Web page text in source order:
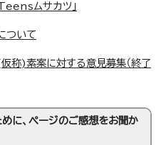
ムサカツ」
ついて
称)素案に対する意見募集（終了
に、ページのご感想をお聞か